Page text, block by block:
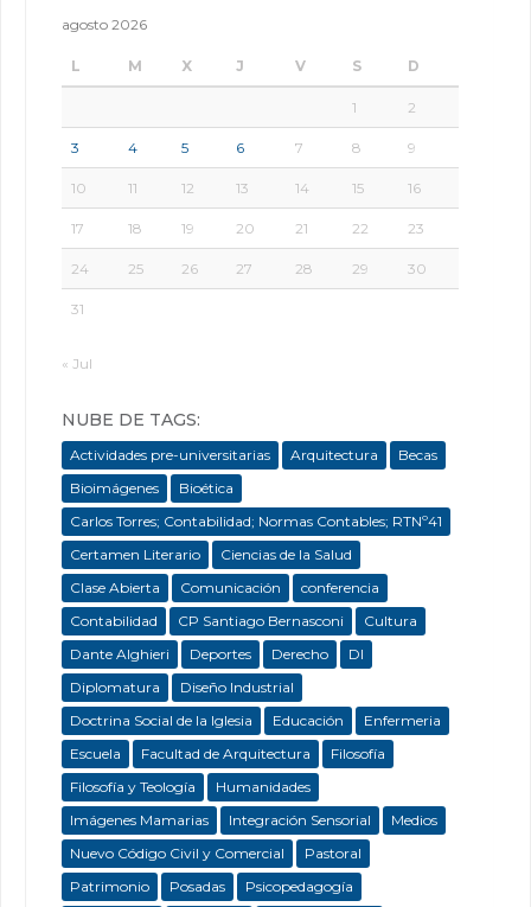
agosto 2026
L M X J V S D
1 2
3 4 5 6 7 8 9
10 11 12 13 14 15 16
17 18 19 20 21 22 23
24 25 26 27 28 29 30
31
« Jul
NUBE DE TAGS:
Actividades pre-universitarias Arquitectura
Becas
Bioimágenes
Bioética
Carlos Torres; Contabilidad; Normas Contables; RTNº41
Certamen Literario
Ciencias de la Salud
Clase Abierta
Comunicación
conferencia
Contabilidad
CP Santiago Bernasconi
Cultura
Dante Alghieri
Deportes Derecho
DI
Diplomatura
Diseño Industrial
Doctrina Social de la Iglesia
Educación
Enfermeria
Escuela
Facultad de Arquitectura
Filosofía
Filosofía y Teología
Humanidades
Imágenes Mamarias
Integración Sensorial
Medios
Nuevo Código Civil y Comercial
Pastoral
Patrimonio
Posadas
Psicopedagogía